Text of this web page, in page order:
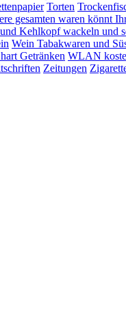
Torten
gesamten waren könnt
Kehlkopf wackeln und
Wein Tabakwaren und
Getränken WLAN
Zeitungen